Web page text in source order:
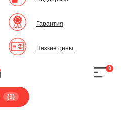
Гарантия
Низкие цены
(3)
0